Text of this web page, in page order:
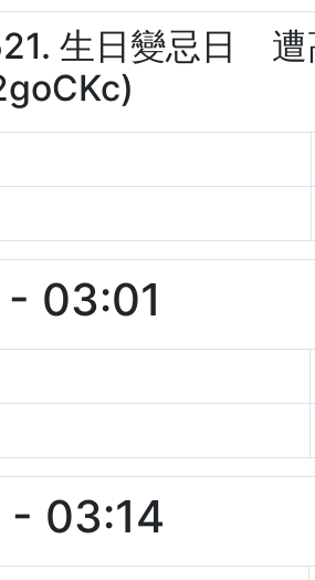
生日變忌日
03:01
03:14